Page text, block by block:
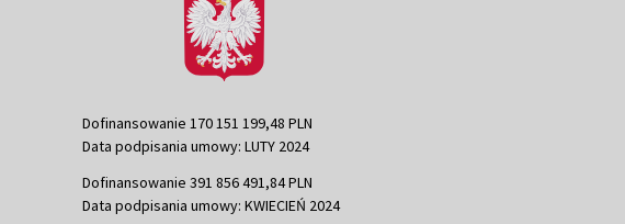
Dofinansowanie 170 151 199,48 PLN
Data podpisania umowy: LUTY 2024
Dofinansowanie 391 856 491,84 PLN
Data podpisania umowy: KWIECIEŃ 2024